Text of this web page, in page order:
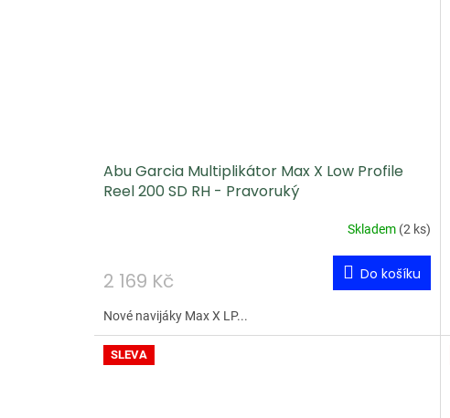
Abu Garcia Multiplikátor Max X Low Profile
Reel 200 SD RH - Pravoruký
Skladem (2 ks)
2 169 Kč Do košíku
Nové navijáky Max X LP...
SLEVA